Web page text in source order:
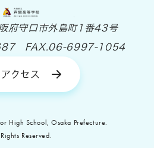
守口市外島町1番43号
FAX.06-6997-1054
アクセス
High School, Osaka Prefecture.
Reserved.